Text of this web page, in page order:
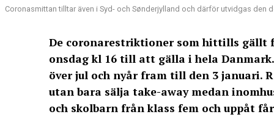
Coronasmittan tilltar även i Syd- och Sønderjylland och därför utvidgas den
De coronarestriktioner som hittills gällt
onsdag kl 16 till att gälla i hela
över jul och nyår fram till den 3 januari.
utan bara sälja take-away medan
och skolbarn från klass fem och uppåt